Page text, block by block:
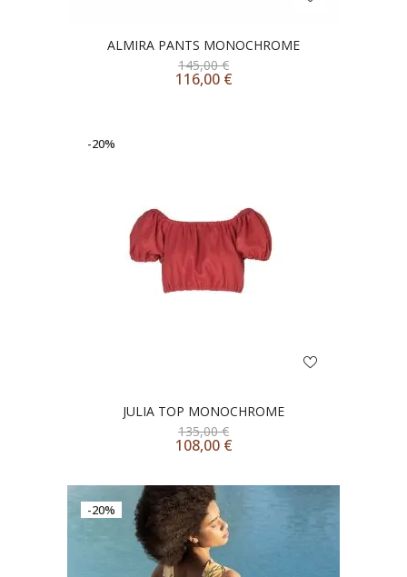
ALMIRA PANTS MONOCHROME
145,00€
116,00 €
-20%
JULIA TOP MONOCHROME
135,00€
108,00 €
-20%